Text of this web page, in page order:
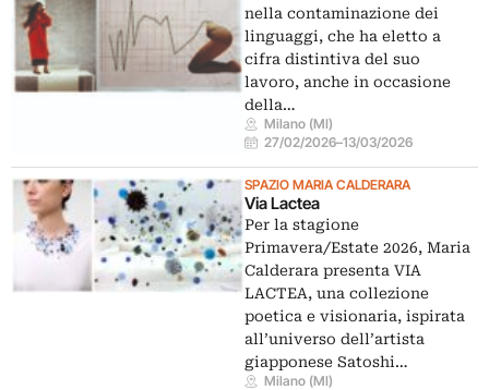
nella contaminazione dei
linguaggi, che ha eletto a
cifra distintiva del suo
lavoro, anche in occasione
della…
Milano (MI)
27/02/2026–13/03/2026
SPAZIO MARIA CALDERARA
Via Lactea
Per la stagione
Primavera/Estate 2026, Maria
Calderara presenta VIA
LACTEA, una collezione
poetica e visionaria, ispirata
all’universo dell’artista
giapponese Satoshi…
Milano (MI)